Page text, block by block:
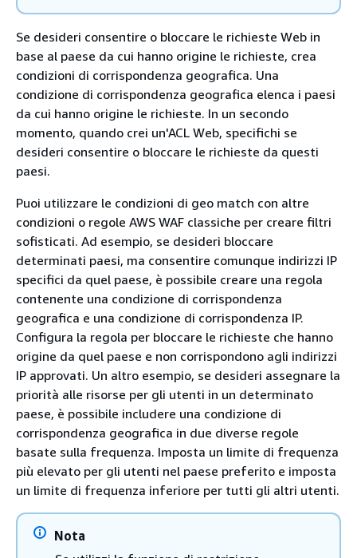
Se desideri consentire o bloccare le richieste Web in
base al paese da cui hanno origine le richieste, crea
condizioni di corrispondenza geografica. Una
condizione di corrispondenza geografica elenca i paesi
da cui hanno origine le richieste. In un secondo
momento, quando crei un'ACL Web, specifichi se
desideri consentire o bloccare le richieste da questi
paesi.
Puoi utilizzare le condizioni di geo match con altre
condizioni o regole AWS WAF classiche per creare filtri
sofisticati. Ad esempio, se desideri bloccare
determinati paesi, ma consentire comunque indirizzi IP
specifici da quel paese, è possibile creare una regola
contenente una condizione di corrispondenza
geografica e una condizione di corrispondenza IP.
Configura la regola per bloccare le richieste che hanno
origine da quel paese e non corrispondono agli indirizzi
IP approvati. Un altro esempio, se desideri assegnare la
priorità alle risorse per gli utenti in un determinato
paese, è possibile includere una condizione di
corrispondenza geografica in due diverse regole
basate sulla frequenza. Imposta un limite di frequenza
più elevato per gli utenti nel paese preferito e imposta
un limite di frequenza inferiore per tutti gli altri utenti.
Nota